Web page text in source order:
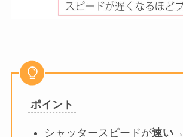
ポイント
シャッタースピードが速い→